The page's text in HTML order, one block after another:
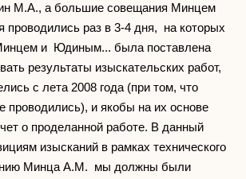
М.А., а большие совещания Минцем
раз в 3-4 дня, на которых
и Юдиным... была поставлена
результаты изыскательских работ,
с лета 2008 года (при том, что
проводились), и якобы на их основе
о проделанной работе. В данный
изысканий в рамках технического
Минца А.М. мы должны были